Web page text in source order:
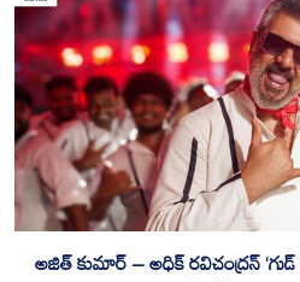
అజిత్ కుమార్ – అధిక్ రవిచంద్రన్ ‘గుడ్